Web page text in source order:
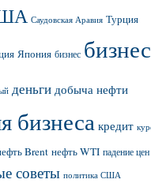
Саудовская Аравия Турция
Япония бизнес бизнес
деньги добыча нефти
бизнеса кредит
Brent нефть WTI падение
советы политика США